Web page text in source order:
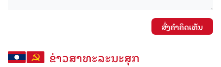
ສົ່ງຄໍາຄິດເຫັນ
ຂ່າວສາທະລະນະສຸກ